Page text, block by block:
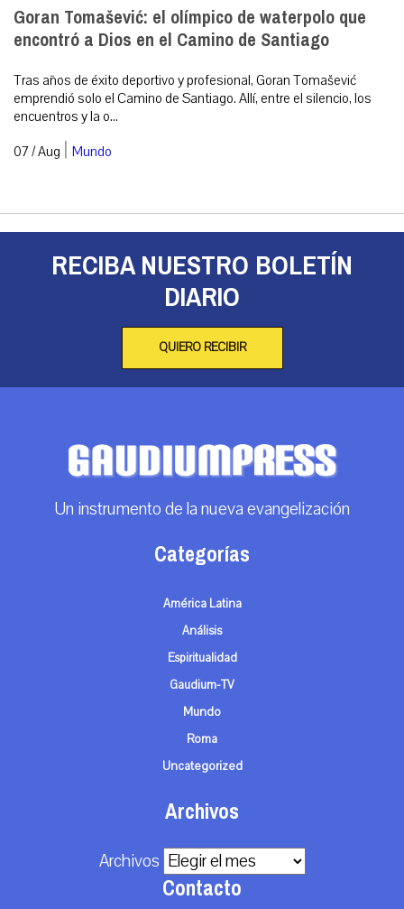
Goran Tomašević: el olímpico de waterpolo que
encontró a Dios en el Camino de Santiago
Tras años de éxito deportivo y profesional, Goran Tomašević
emprendió solo el Camino de Santiago. Allí, entre el silencio, los
encuentros y la o...
07 / Aug | Mundo
RECIBA NUESTRO BOLETÍN
DIARIO
QUIERO RECIBIR
Un instrumento de la nueva evangelización
Categorías
América Latina
Análisis
Espiritualidad
Gaudium-TV
Mundo
Roma
Uncategorized
Archivos
Archivos
Contacto